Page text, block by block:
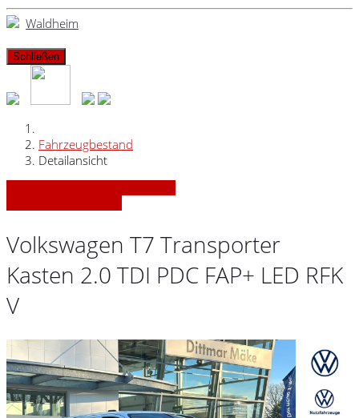
Waldheim
Schließen
Fahrzeugbestand
Detailansicht
Volkswagen T7 Transporter
Kasten 2.0 TDI PDC FAP+ LED RFK
V